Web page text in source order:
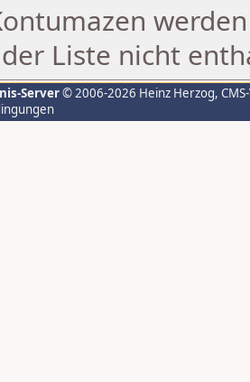
Liste nicht
Server© 2006-2026 Heinz Herzog,